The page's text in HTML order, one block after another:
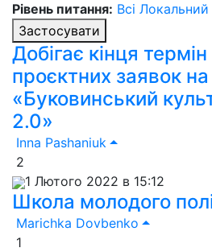
Рівень питання: Всі Локальний
Застосувати
Добігає кінця
проєктних заявок на
«Буковинський
2.0»
Inna Pashaniuk
2
1 Лютого 2022 в 15:12
Школа молодого
Marichka Dovbenko
1